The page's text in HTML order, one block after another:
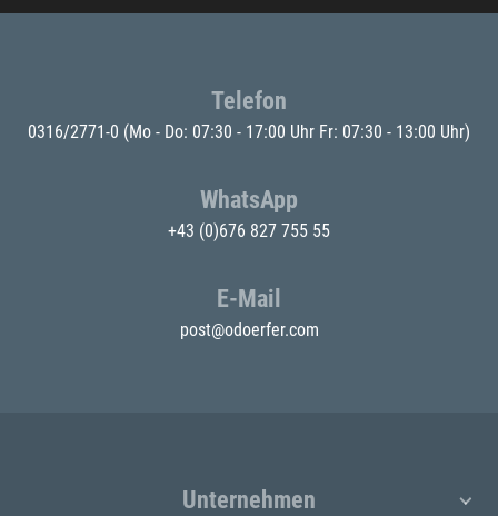
Telefon
0316/2771-0 (Mo - Do: 07:30 - 17:00 Uhr Fr: 07:30 - 13:00 Uhr)
WhatsApp
+43 (0)676 827 755 55
E-Mail
post@odoerfer.com
Unternehmen